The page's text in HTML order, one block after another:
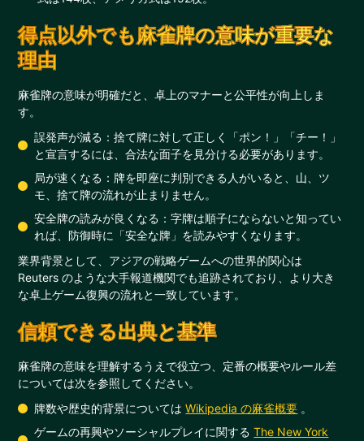
得点以外でも麻雀牌の意味が重要な
理由
麻雀牌の意味が明確だと、卓上のマナーと公平性が向上しま
す。
誤発声が減る：捨て牌に対して正しく「ポン！」「チー！」
と宣言するには、合法な面子を見分ける必要があります。
局が速くなる：牌を即座に判別できる人がいると、山、ツ
モ、捨て牌の流れが止まりません。
安全牌の読みが良くなる：字牌は順子にならないと知ってい
れば、防御時に「安全な牌」を読みやすくなります。
業界背景として、アジアの戦略ゲームへの世界的関心は
Reuters のような大手報道機関でも追跡されており、より大き
な卓上ゲーム復興の流れと一致しています。
信頼できる出典と基準
麻雀牌の意味を理解するうえで役立つ、定番の概要やルール差
については次を参照してください。
牌数や歴史的背景についてはWikipedia の麻雀概要 。
ゲームの再興やソーシャルプレイに関するThe New York